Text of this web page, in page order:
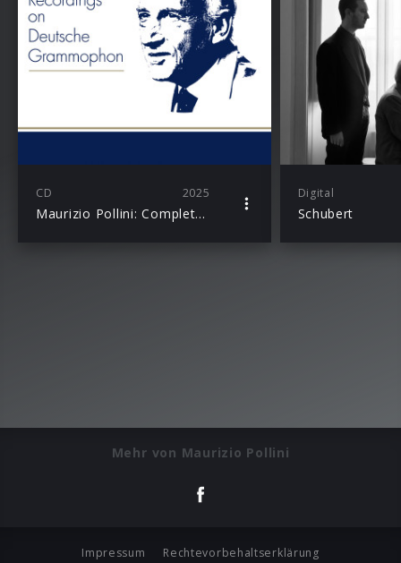
CD 2025
Maurizio Pollini: Complete Recordings on Deutsche Grammophon (Extended edition)
Digital
Schubert
Mehr von Maurizio Pollini
Impressum Rechtevorbehaltserklärung